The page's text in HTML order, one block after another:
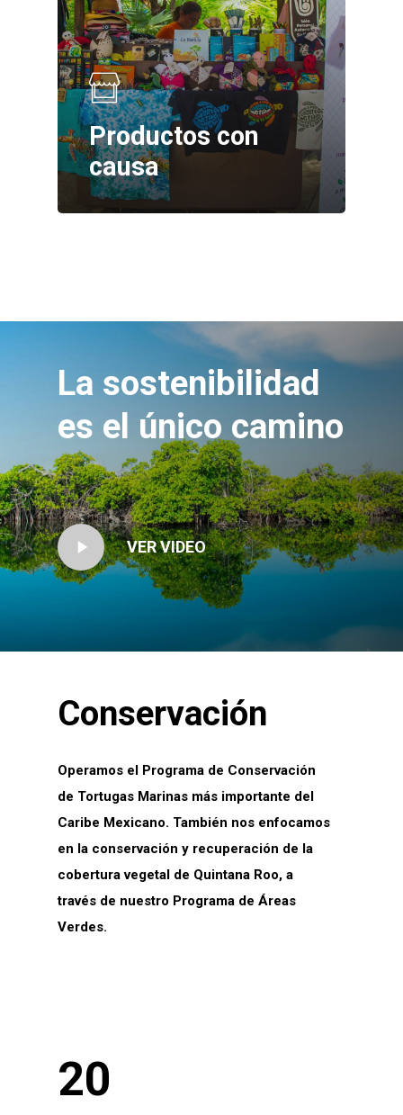
Productos con
causa
La sostenibilidad
es el único camino
Play
Video
VER VIDEO
Conservación
Operamos el Programa de Conservación
de Tortugas Marinas más importante del
Caribe Mexicano. También nos enfocamos
en la conservación y recuperación de la
cobertura vegetal de Quintana Roo, a
través de nuestro Programa de Áreas
Verdes.
20